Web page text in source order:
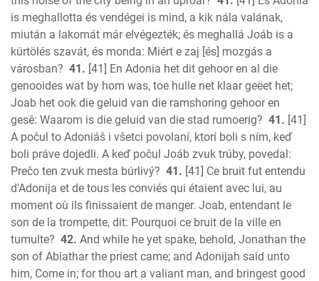
is meghallotta és vendégei is mind, a kik nála valának,
miután a lakomát már elvégezték; és meghallá Joáb is a
kürtölés szavát, és monda: Miért e zaj [és] mozgás a
városban? 41. [41] En Adonia het dit gehoor en al die
genooides wat by hom was, toe hulle net klaar geëet het;
Joab het ook die geluid van die ramshoring gehoor en
gesê: Waarom is die geluid van die stad rumoerig? 41. [41]
A počul to Adoniáš i všetci povolaní, ktorí boli s ním, keď
boli práve dojedli. A keď počul Joáb zvuk trúby, povedal:
Prečo ten zvuk mesta búrlivý? 41. [41] Ce bruit fut entendu
d'Adonija et de tous les conviés qui étaient avec lui, au
moment où ils finissaient de manger. Joab, entendant le
son de la trompette, dit: Pourquoi ce bruit de la ville en
tumulte? 42. And while he yet spake, behold, Jonathan the
son of Abiathar the priest came; and Adonijah said unto
him, Come in; for thou art a valiant man, and bringest good